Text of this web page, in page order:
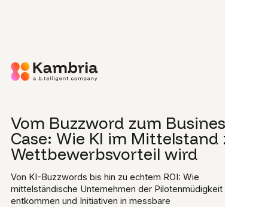
Vom Buzzword zum Business
Case: Wie KI im Mittelstand zum
Wettbewerbsvorteil wird
Von KI-Buzzwords bis hin zu echtem ROI: Wie
mittelständische Unternehmen der Pilotenmüdigkeit
entkommen und Initiativen in messbare